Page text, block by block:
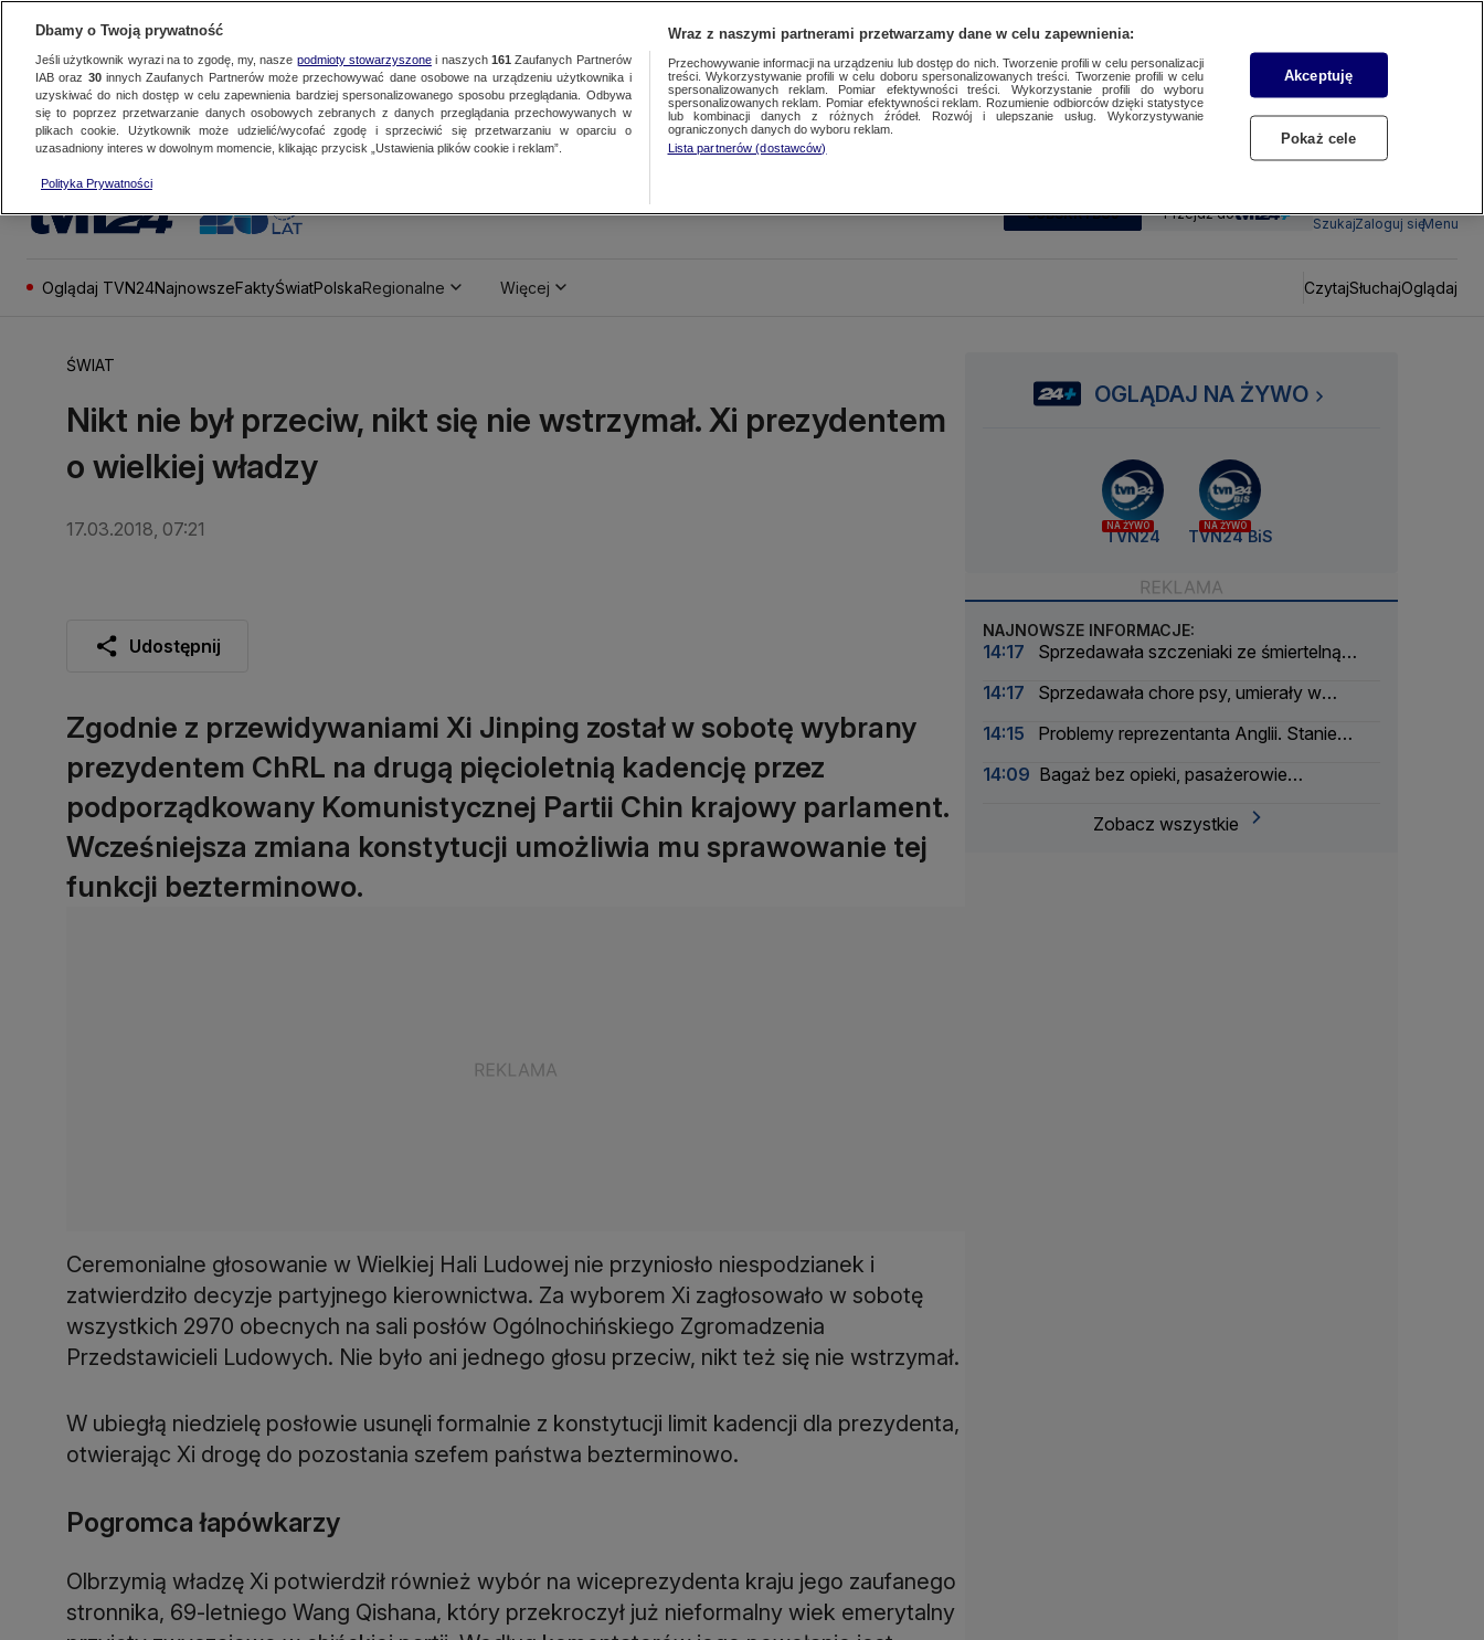
SUBSKRYBUJ Przejdź do
SzukajZaloguj sięMenu
Oglądaj TVN24NajnowszeFaktyŚwiatPolskaRegionalne Więcej CzytajSłuchajOglądaj
ŚWIAT
Nikt nie był przeciw, nikt się nie wstrzymał. Xi prezydentem
o wielkiej władzy
17.03.2018, 07:21
Udostępnij
Zgodnie z przewidywaniami Xi Jinping został w sobotę wybrany
prezydentem ChRL na drugą pięcioletnią kadencję przez
podporządkowany Komunistycznej Partii Chin krajowy parlament.
Wcześniejsza zmiana konstytucji umożliwia mu sprawowanie tej
funkcji bezterminowo.
Ceremonialne głosowanie w Wielkiej Hali Ludowej nie przyniosło niespodzianek i
zatwierdziło decyzje partyjnego kierownictwa. Za wyborem Xi zagłosowało w sobotę
wszystkich 2970 obecnych na sali posłów Ogólnochińskiego Zgromadzenia
Przedstawicieli Ludowych. Nie było ani jednego głosu przeciw, nikt też się nie wstrzymał.
W ubiegłą niedzielę posłowie usunęli formalnie z konstytucji limit kadencji dla prezydenta,
otwierając Xi drogę do pozostania szefem państwa bezterminowo.
Pogromca łapówkarzy
Olbrzymią władzę Xi potwierdził również wybór na wiceprezydenta kraju jego zaufanego
stronnika, 69-letniego Wang Qishana, który przekroczył już nieformalny wiek emerytalny
OGLĄDAJ NA ŻYWO
NA ŻYWO
TVN24
NA ŻYWO
TVN24 BiS
NAJNOWSZE INFORMACJE:
14:17
Sprzedawała szczeniaki ze śmiertelną
14:17
Sprzedawała chore psy, umierały w
14:15
Problemy reprezentanta Anglii. Stanie
14:09 Bagaż bez opieki, pasażerowie
Zobacz wszystkie
Dbamy o Twoją prywatność
Jeśli użytkownik wyrazi na to zgodę, my, nasze podmioty stowarzyszonei naszych 161 Zaufanych Partnerów
IAB oraz 30innych Zaufanych Partnerów może przechowywać dane osobowe na urządzeniu użytkownika i
uzyskiwać do nich dostęp w celu zapewnienia bardziej spersonalizowanego sposobu przeglądania. Odbywa
się to poprzez przetwarzanie danych osobowych zebranych z danych przeglądania przechowywanych w
plikach cookie. Użytkownik może udzielić/wycofać zgodę i sprzeciwić się przetwarzaniu w oparciu o
uzasadniony interes w dowolnym momencie, klikając przycisk „Ustawienia plików cookie i reklam”.
Polityka Prywatności
Wraz z naszymi partnerami przetwarzamy dane w celu zapewnienia:
Przechowywanie informacji na urządzeniu lub dostęp do nich. Tworzenie profili w celu personalizacji
treści. Wykorzystywanie profili w celu doboru spersonalizowanych treści. Tworzenie profili w celu
spersonalizowanych reklam. Pomiar efektywności treści. Wykorzystanie profili do wyboru
spersonalizowanych reklam. Pomiar efektywności reklam. Rozumienie odbiorców dzięki statystyce
lub kombinacji danych z różnych źródeł. Rozwój i ulepszanie usług. Wykorzystywanie
ograniczonych danych do wyboru reklam.
Lista partnerów (dostawców)
Akceptuję
Pokaż cele